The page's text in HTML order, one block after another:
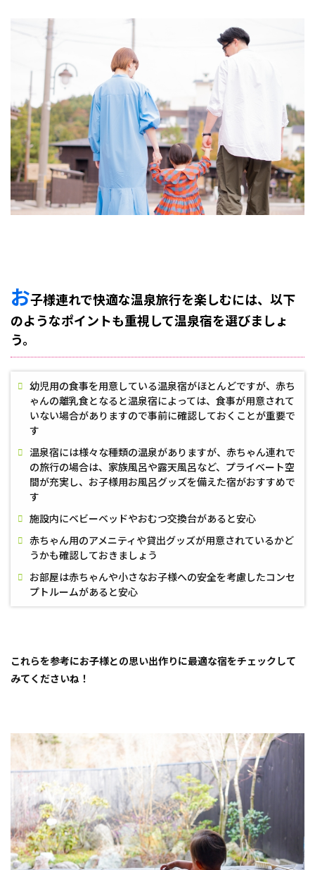
さら
さの
宿】
4
3.
【皆
生温
泉
海潮
園】
シー
ドホ
ル
海の
四
季】
【萩
温泉
郷
夕景
の
宿
海の
ゆり
か
ご
萩小
町】
7
湯郷
温
【湯
郷温
泉
やさ
しさ
の
宿
竹
お子様連れで快適な温泉旅行を楽しむには、以下
のようなポイントも重視して温泉宿を選びましょ
う。
幼児用の食事を用意している温泉宿がほとんどですが、赤ち
ゃんの離乳食となると温泉宿によっては、食事が用意されて
いない場合がありますので事前に確認しておくことが重要で
す
温泉宿には様々な種類の温泉がありますが、赤ちゃん連れで
の旅行の場合は、家族風呂や露天風呂など、プライベート空
間が充実し、お子様用お風呂グッズを備えた宿がおすすめで
す
施設内にベビーベッドやおむつ交換台があると安心
赤ちゃん用のアメニティや貸出グッズが用意されているかど
うかも確認しておきましょう
お部屋は赤ちゃんや小さなお子様への安全を考慮したコンセ
プトルームがあると安心
これらを参考にお子様との思い出作りに最適な宿をチェックして
みてくださいね！